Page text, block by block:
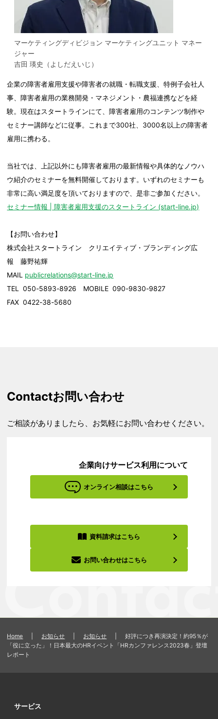
マーケティングディビジョン マーケティングユニット マネー
ジャー
吉田 瑛史（よしだえいじ）
企業の障害者雇用支援や障害者の就職・転職支援、特例子会社人
事、障害者雇用の業務開発・マネジメント・農福連携などを経
験。現在はスタートラインにて、障害者雇用のコンテンツ制作や
セミナー講師などに従事。これまで300社、3000名以上の障害者
雇用に携わる。
当社では、上記以外にも障害者雇用の最新情報や具体的なノウハ
ウ紹介のセミナーを無料開催しております。いずれのセミナーも
非常に高い満足度を頂いておりますので、是非ご参加ください。
セミナー情報 | 障害者雇用支援のスタートライン (start-line.jp)
【お問い合わせ】
株式会社スタートライン クリエイティブ・ブランディング広
報 藤野祐輝
MAIL publicrelations@start-line.jp
TEL 050-5893-8926 MOBILE 090-9830-9827
FAX 0422-38-5680
Contactお問い合わせ
ご相談がありましたら、お気軽にお問い合わせください。
企業向けサービス利用について
オンライン相談はこちら
資料請求はこちら
お問い合わせはこちら
Home お知らせ お知らせ
好評につき再演決定！約95％が
「役に立った」！日本最大のHRイベント「HRカンファレンス2023春」登壇
レポート
サービス